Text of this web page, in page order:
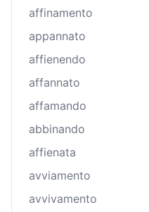
affinamento
appannato
affienendo
affannato
affamando
abbinando
affienata
avviamento
avvivamento